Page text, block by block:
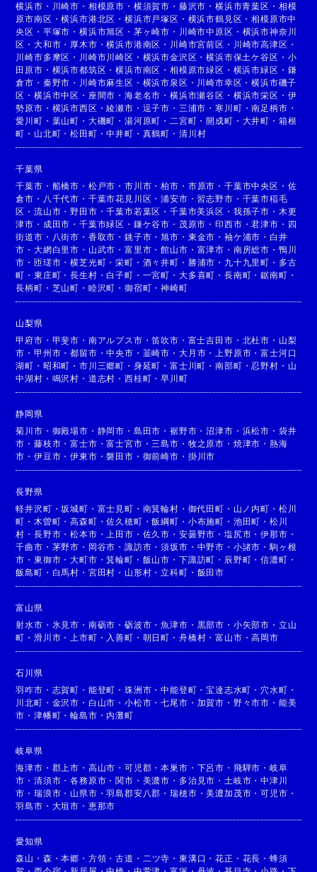
横浜市 ・ 川崎市 ・ 相模原市 ・ 横須賀市 ・ 藤沢市 ・横浜市青葉区 ・ 相模
原市南区 ・横浜市港北区 ・横浜市戸塚区 ・ 横浜市鶴見区 ・相模原市中
央区 ・ 平塚市 ・横浜市旭区 ・ 茅ヶ崎市 ・ 川崎市中原区 ・ 横浜市神奈川
区 ・大和市 ・ 厚木市 ・横浜市港南区 ・ 川崎市宮前区 ・ 川崎市高津区 ・
川崎市多摩区 ・ 川崎市川崎区 ・ 横浜市金沢区 ・横浜市保土ケ谷区 ・ 小
田原市 ・ 横浜市都筑区 ・横浜市南区 ・相模原市緑区 ・ 横浜市緑区 ・ 鎌
倉市 ・ 秦野市 ・ 川崎市麻生区 ・ 横浜市泉区 ・ 川崎市幸区 ・横浜市磯子
区 ・横浜市中区 ・ 座間市 ・海老名市 ・横浜市瀬谷区 ・ 横浜市栄区 ・ 伊
勢原市 ・ 横浜市西区 ・綾瀬市 ・ 逗子市 ・ 三浦市 ・寒川町 ・南足柄市 ・
愛川町 ・ 葉山町 ・ 大磯町 ・湯河原町 ・ 二宮町 ・開成町 ・ 大井町 ・ 箱根
町 ・ 山北町 ・松田町 ・中井町 ・ 真鶴町 ・ 清川村
千葉県
千葉市 ・ 船橋市 ・ 松戸市 ・市川市 ・柏市 ・ 市原市 ・ 千葉市中央区 ・ 佐
倉市 ・ 八千代市 ・ 千葉市花見川区 ・浦安市 ・習志野市 ・ 千葉市稲毛
区 ・流山市 ・野田市 ・千葉市若葉区 ・千葉市美浜区 ・ 我孫子市 ・ 木更
津市 ・ 成田市 ・千葉市緑区 ・ 鎌ケ谷市 ・ 茂原市 ・印西市 ・君津市 ・ 四
街道市 ・ 八街市 ・ 香取市 ・銚子市 ・旭市 ・ 東金市 ・ 袖ケ浦市 ・ 白井
市 ・大網白里市 ・ 山武市 ・富里市 ・館山市 ・ 富津市 ・ 南房総市 ・ 鴨川
市 ・匝瑳市 ・横芝光町 ・栄町 ・ 酒々井町 ・ 勝浦市 ・ 九十九里町 ・ 多古
町 ・東庄町 ・長生村 ・ 白子町 ・ 一宮町 ・ 大多喜町 ・ 長南町 ・鋸南町 ・
長柄町 ・ 芝山町 ・ 睦沢町 ・御宿町 ・神崎町
山梨県
甲府市 ・ 甲斐市 ・ 南アルプス市 ・笛吹市 ・ 富士吉田市 ・ 北杜市 ・ 山梨
市 ・甲州市 ・都留市 ・中央市 ・ 韮崎市 ・ 大月市 ・ 上野原市 ・富士河口
湖町 ・ 昭和町 ・市川三郷町 ・ 身延町 ・富士川町 ・南部町 ・忍野村 ・ 山
中湖村 ・ 鳴沢村 ・ 道志村 ・西桂町 ・早川町
静岡県
菊川市 ・ 御殿場市 ・ 静岡市 ・ 島田市 ・裾野市 ・沼津市 ・ 浜松市 ・ 袋井
市 ・藤枝市 ・富士市 ・富士宮市 ・ 三島市 ・ 牧之原市 ・ 焼津市 ・ 熱海
市 ・伊豆市 ・伊東市 ・磐田市 ・ 御前崎市 ・ 掛川市
長野県
軽井沢町 ・坂城町 ・ 富士見町 ・ 南箕輪村 ・ 御代田町 ・ 山ノ内町 ・ 松川
町 ・ 木曽町 ・高森町 ・佐久穂町 ・飯綱町 ・ 小布施町 ・ 池田町 ・ 松川
村 ・長野市 ・松本市 ・ 上田市 ・ 佐久市 ・ 安曇野市 ・ 塩尻市 ・伊那市 ・
千曲市 ・ 茅野市 ・ 岡谷市 ・諏訪市 ・須坂市 ・ 中野市 ・ 小諸市 ・ 駒ヶ根
市 ・東御市 ・大町市 ・箕輪町 ・ 飯山市 ・ 下諏訪町 ・ 辰野町 ・信濃町 ・
飯島町 ・ 白馬村 ・ 宮田村 ・ 山形村 ・立科町 ・ 飯田市
富山県
射水市 ・ 氷見市 ・ 南砺市 ・砺波市 ・魚津市 ・ 黒部市 ・ 小矢部市 ・ 立山
町 ・滑川市 ・ 上市町 ・ 入善町 ・ 朝日町 ・ 舟橋村 ・富山市 ・高岡市
石川県
羽咋市 ・ 志賀町 ・ 能登町 ・珠洲市 ・中能登町 ・宝達志水町 ・ 穴水町 ・
川北町 ・ 金沢市 ・ 白山市 ・小松市 ・七尾市 ・ 加賀市 ・ 野々市市 ・ 能美
市 ・津幡町 ・輪島市 ・ 内灘町
岐阜県
海津市 ・ 郡上市 ・ 高山市 ・可児郡 ・本巣市 ・ 下呂市 ・ 飛騨市 ・ 岐阜
市 ・清須市 ・各務原市 ・関市 ・ 美濃市 ・ 多治見市 ・ 土岐市 ・中津川
市 ・瑞浪市 ・ 山県市 ・羽島郡安八郡 ・瑞穂市 ・美濃加茂市 ・可児市 ・
羽島市 ・ 大垣市 ・ 恵那市
愛知県
森山 ・ 森 ・本郷 ・ 方領 ・古道 ・ 二ツ寺 ・ 東溝口 ・花正 ・ 花長 ・ 蜂須